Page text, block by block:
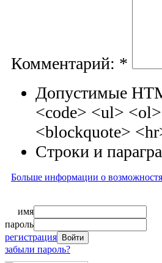
Комментарий: *
Допустимые
<code> <ul>
<blockquote>
Строки и
Больше информации о
имя
пароль
регистрация
забыли пароль?